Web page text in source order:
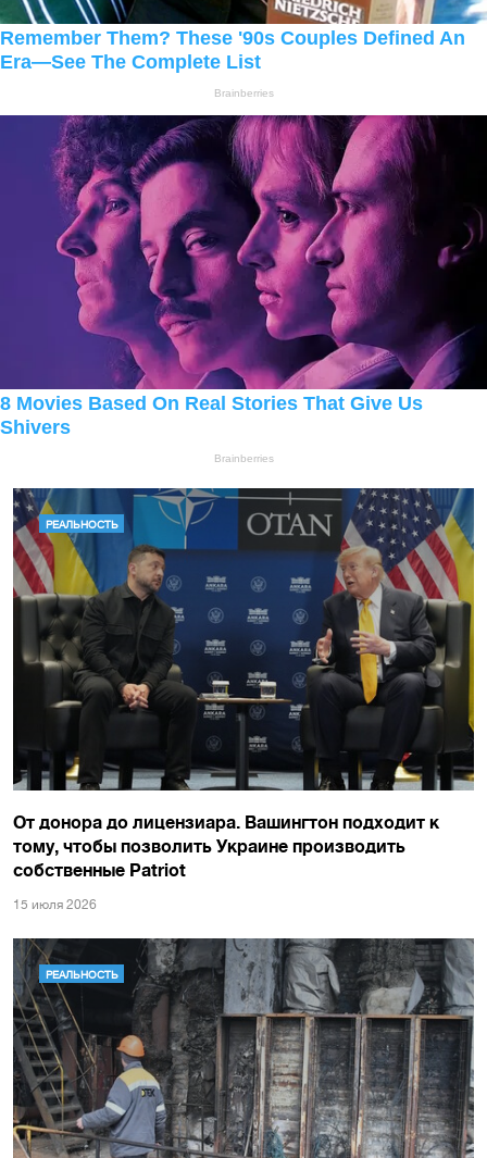
РЕАЛЬНОСТЬ
От донора до лицензиара. Вашингтон подходит к
тому, чтобы позволить Украине производить
собственные Patriot
15 июля 2026
РЕАЛЬНОСТЬ